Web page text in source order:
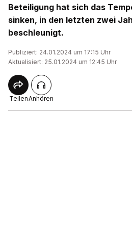
Beteiligung hat sich das
sinken, in den letzten zwei
beschleunigt.
Publiziert: 24.01.2024 um 17:15 Uhr
Aktualisiert: 25.01.2024 um 12:45 Uhr
TeilenAnhören